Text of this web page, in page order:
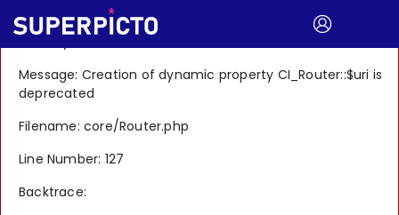
A PHP Error was encountered
Message: Creation of dynamic property CI_Router::$uri is
deprecated
Filename: core/Router.php
Line Number: 127
Backtrace: